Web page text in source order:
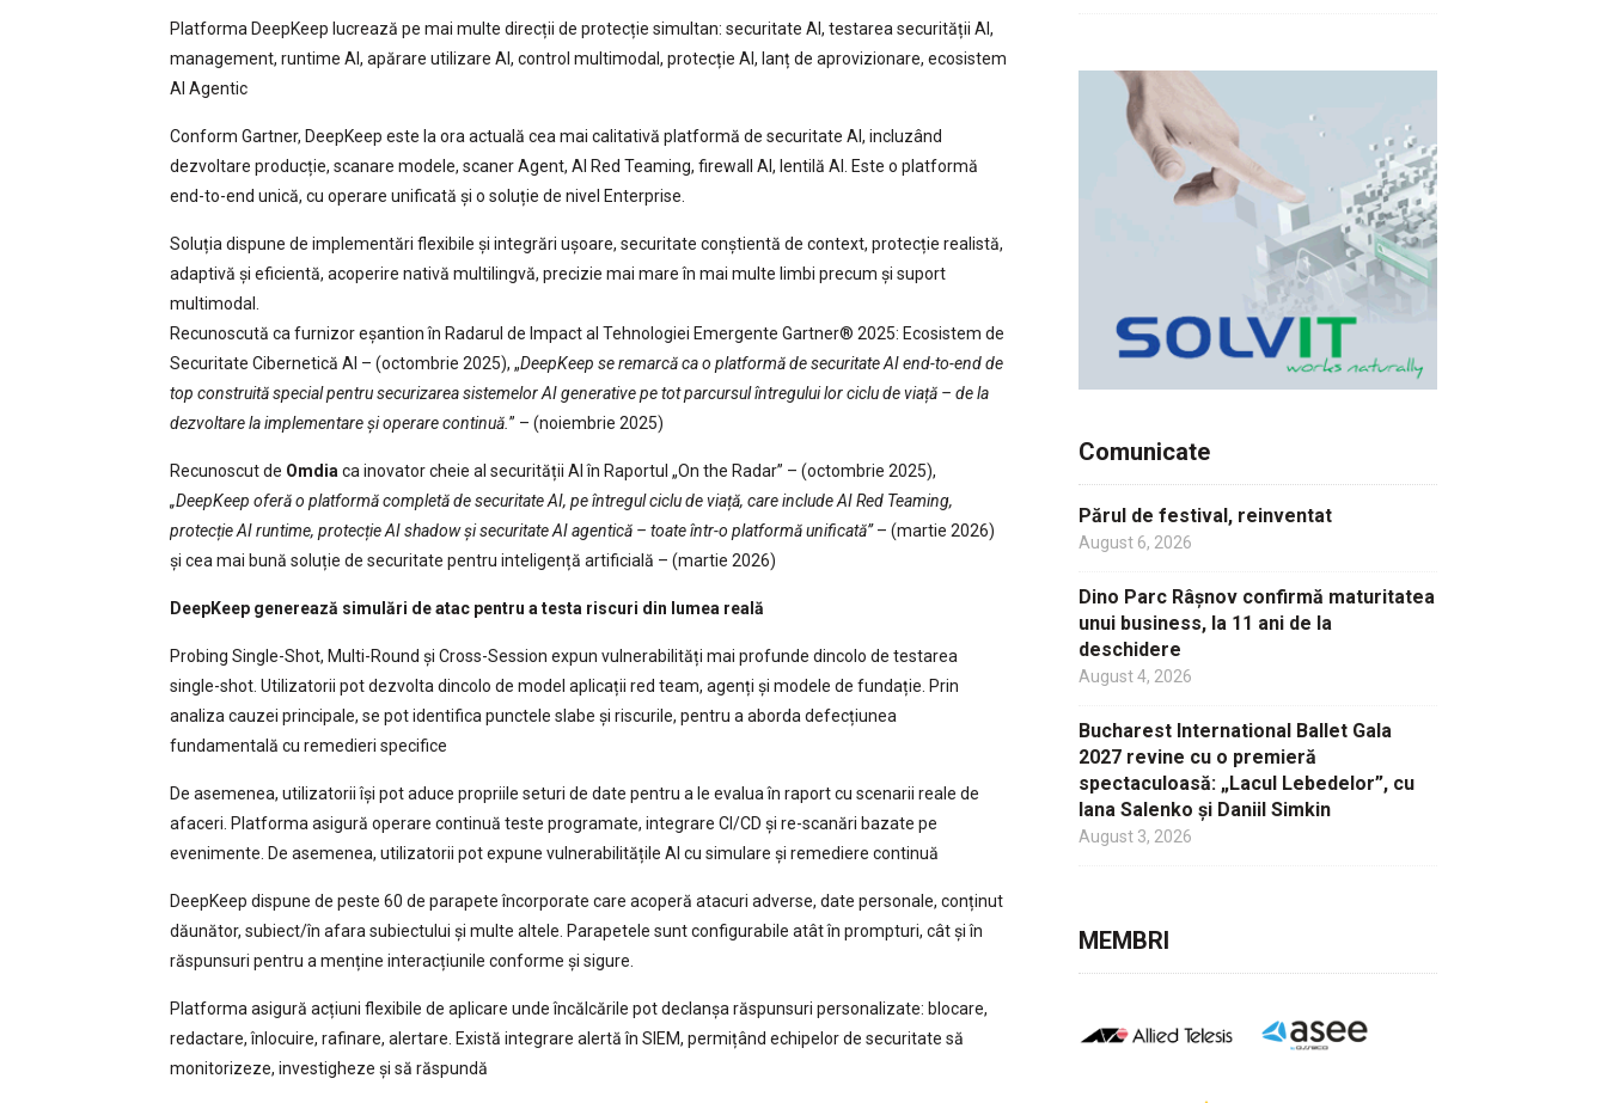
Platforma DeepKeep lucrează pe mai multe direcții de protecție simultan: securitate AI, testarea securității AI,
management, runtime AI, apărare utilizare AI, control multimodal, protecție AI, lanț de aprovizionare, ecosistem
AI Agentic
Conform Gartner, DeepKeep este la ora actuală cea mai calitativă platformă de securitate AI, incluzând
dezvoltare producție, scanare modele, scaner Agent, AI Red Teaming, firewall AI, lentilă AI. Este o platformă
end-to-end unică, cu operare unificată și o soluție de nivel Enterprise.
Soluția dispune de implementări flexibile și integrări ușoare, securitate conștientă de context, protecție realistă,
adaptivă și eficientă, acoperire nativă multilingvă, precizie mai mare în mai multe limbi precum și suport
multimodal.
Recunoscută ca furnizor eșantion în Radarul de Impact al Tehnologiei Emergente Gartner® 2025: Ecosistem de
Securitate Cibernetică AI – (octombrie 2025), „DeepKeep se remarcă ca o platformă de securitate AI end-to-end de
top construită special pentru securizarea sistemelor AI generative pe tot parcursul întregului lor ciclu de viață – de la
dezvoltare la implementare și operare continuă. ” – (noiembrie 2025)
Recunoscut de Omdia ca inovator cheie al securității AI în Raportul „On the Radar” – (octombrie 2025),
„DeepKeep oferă o platformă completă de securitate AI, pe întregul ciclu de viață, care include AI Red Teaming,
protecție AI runtime, protecție AI shadow și securitate AI agentică – toate într-o platformă unificată”– (martie 2026)
și cea mai bună soluție de securitate pentru inteligență artificială – (martie 2026)
DeepKeep generează simulări de atac pentru a testa riscuri din lumea reală
Probing Single-Shot, Multi-Round și Cross-Session expun vulnerabilități mai profunde dincolo de testarea
single-shot. Utilizatorii pot dezvolta dincolo de model aplicații red team, agenți și modele de fundație. Prin
analiza cauzei principale, se pot identifica punctele slabe și riscurile, pentru a aborda defecțiunea
fundamentală cu remedieri specifice
De asemenea, utilizatorii își pot aduce propriile seturi de date pentru a le evalua în raport cu scenarii reale de
afaceri. Platforma asigură operare continuă teste programate, integrare CI/CD și re-scanări bazate pe
evenimente. De asemenea, utilizatorii pot expune vulnerabilitățile AI cu simulare și remediere continuă
DeepKeep dispune de peste 60 de parapete încorporate care acoperă atacuri adverse, date personale, conținut
dăunător, subiect/în afara subiectului și multe altele. Parapetele sunt configurabile atât în prompturi, cât și în
răspunsuri pentru a menține interacțiunile conforme și sigure.
Platforma asigură acțiuni flexibile de aplicare unde încălcările pot declanșa răspunsuri personalizate: blocare,
redactare, înlocuire, rafinare, alertare. Există integrare alertă în SIEM, permițând echipelor de securitate să
monitorizeze, investigheze și să răspundă
Comunicate
Părul de festival, reinventat
August 6, 2026
Dino Parc Râșnov confirmă maturitatea
unui business, la 11 ani de la
deschidere
August 4, 2026
Bucharest International Ballet Gala
2027 revine cu o premieră
spectaculoasă: „Lacul Lebedelor”, cu
Iana Salenko și Daniil Simkin
August 3, 2026
MEMBRI